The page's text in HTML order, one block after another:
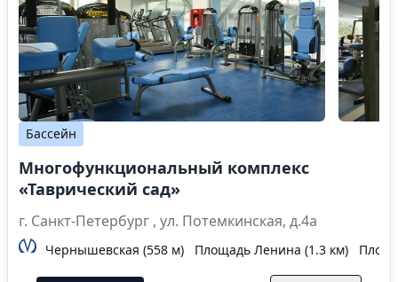
Бассейн
Многофункциональный комплекс
«Таврический сад»
г. Санкт-Петербург , ул. Потемкинская, д.4а
Чернышевская (558 м) Площадь Ленина (1.3 км)